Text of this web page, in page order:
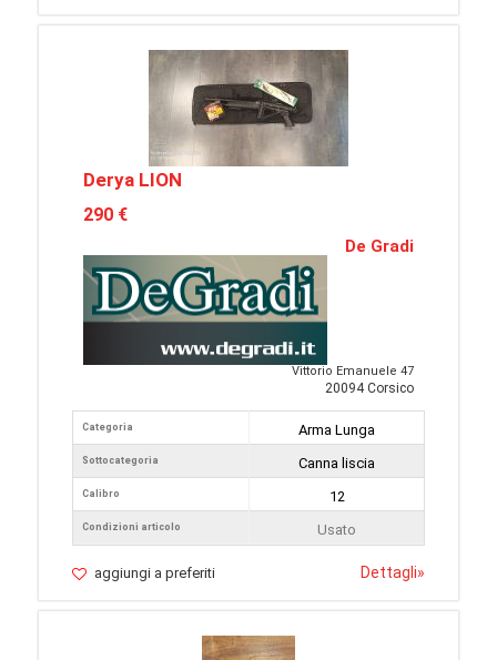
Derya LION
290 €
De Gradi
Vittorio Emanuele 47
20094 Corsico
Categoria
Sottocategoria
Calibro
Condizioni articolo
Arma Lunga
Canna liscia
12
Usato
aggiungi a preferiti Dettagli»